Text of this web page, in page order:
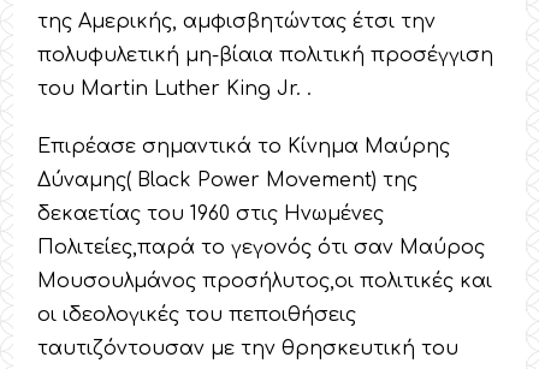
της Αμερικής, αμφισβητώντας έτσι την
πολυφυλετική μη-βίαια πολιτική προσέγγιση
του Martin Luther King Jr. .
Επιρέασε σημαντικά το Κίνημα Μαύρης
Δύναμης( Black Power Movement) της
δεκαετίας του 1960 στις Ηνωμένες
Πολιτείες,παρά το γεγονός ότι σαν Μαύρος
Μουσουλμάνος προσήλυτος,οι πολιτικές και
οι ιδεολογικές του πεποιθήσεις
ταυτιζόντουσαν με την θρησκευτική του